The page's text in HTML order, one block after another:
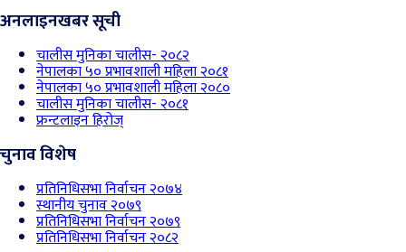
अनलाइनखबर सूची
चालीस मुनिका चालीस- २०८२
नेपालका ५० प्रभावशाली महिला २०८१
नेपालका ५० प्रभावशाली महिला २०८०
चालीस मुनिका चालीस- २०८१
फ्रन्टलाइन हिरोज्
चुनाव विशेष
प्रतिनिधिसभा निर्वाचन २०७४
स्थानीय चुनाव २०७९
प्रतिनिधिसभा निर्वाचन २०७९
प्रतिनिधिसभा निर्वाचन २०८२